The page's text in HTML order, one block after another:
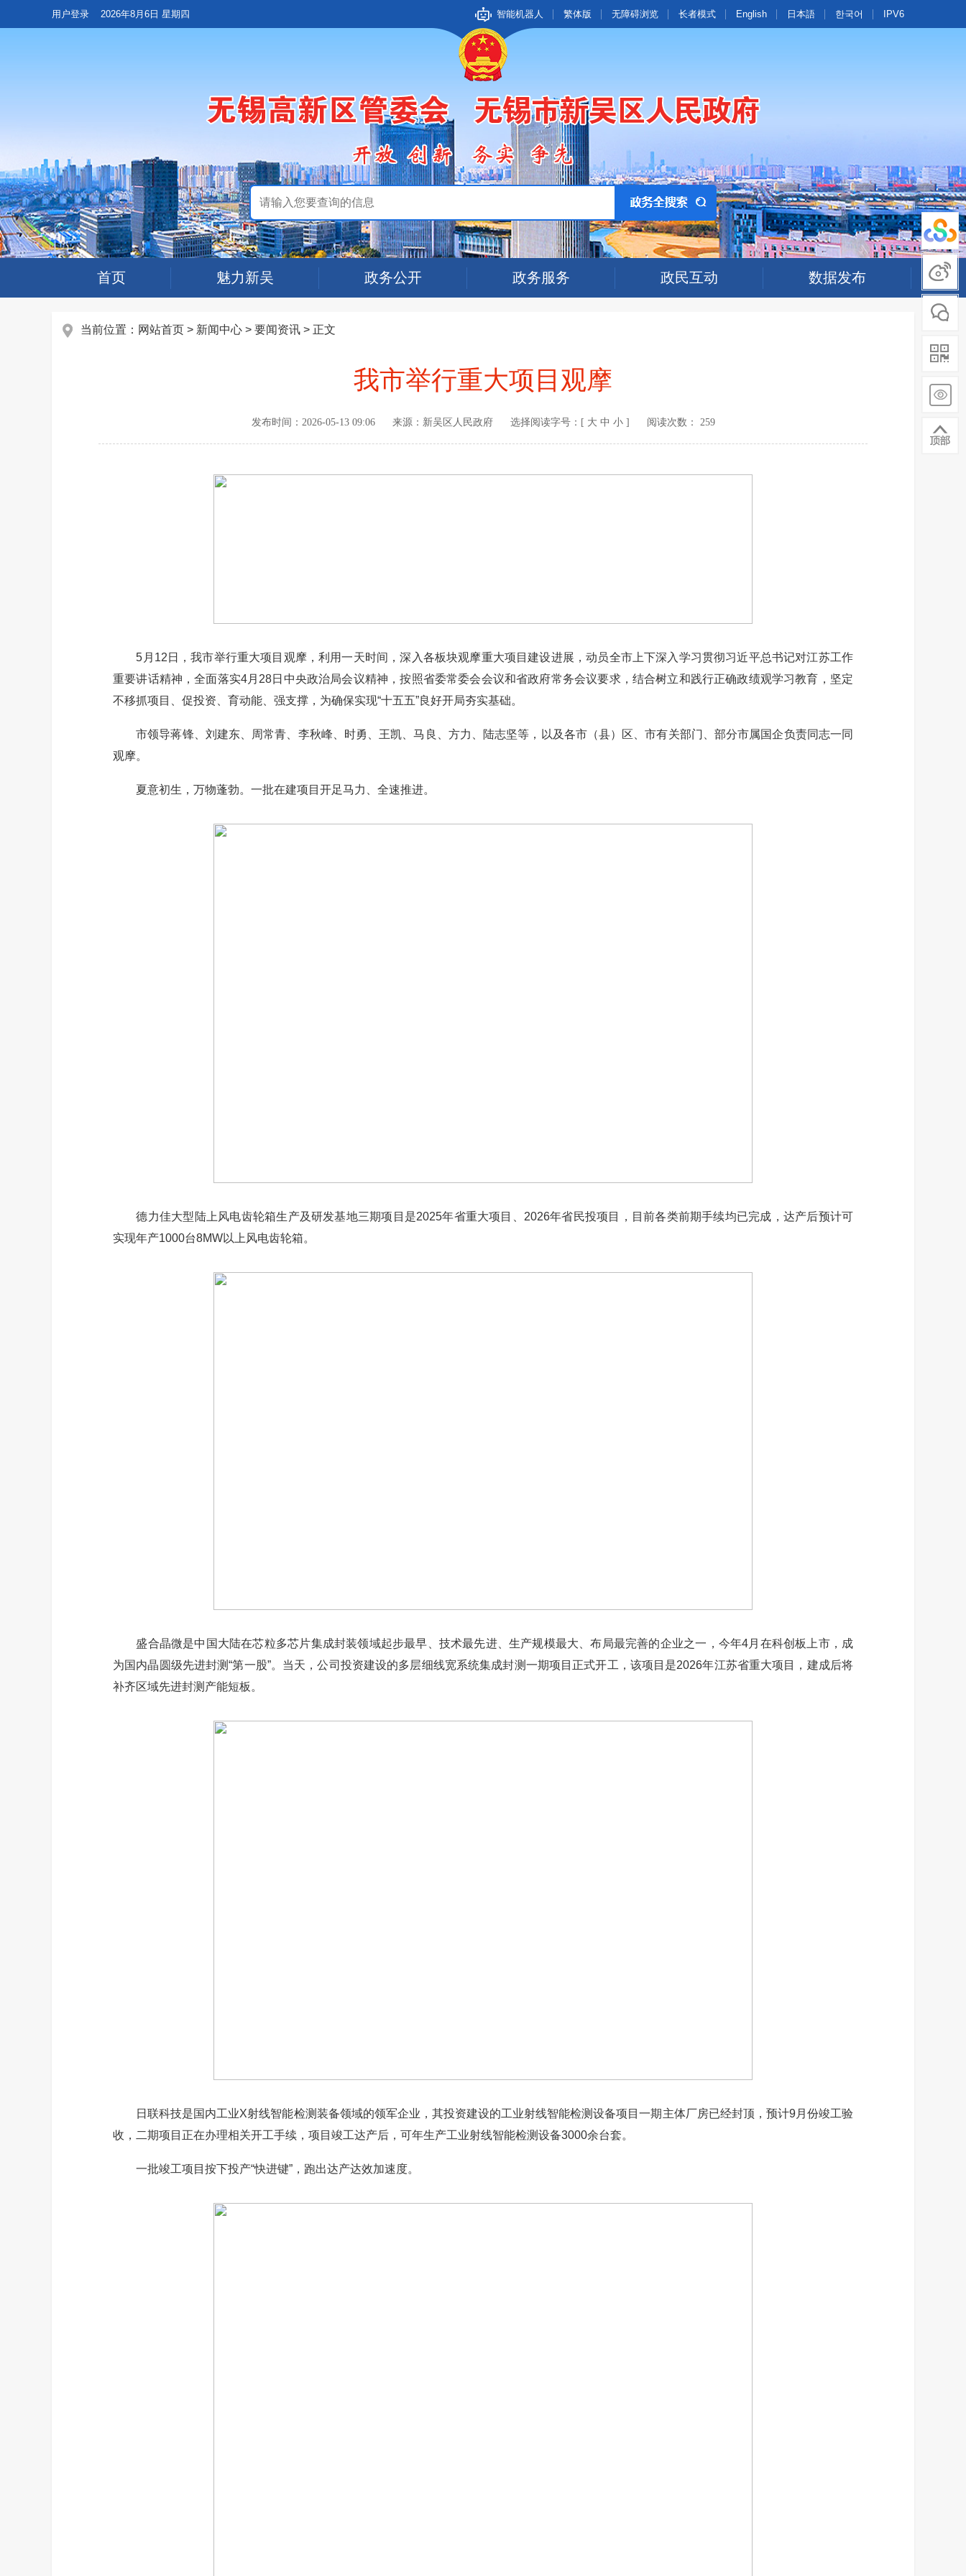
用户登录 2026年8月6日 星期四 智能机器人 繁体版 无障碍浏览 长者模式 English 日本語 한국어 IPV6
首页 魅力新吴 政务公开 政务服务 政民互动 数据发布
当前位置： 网站首页 > 新闻中心 > 要闻资讯 > 正文
我市举行重大项目观摩
发布时间： 2026-05-13 09:06 来源： 新吴区人民政府 选择阅读字号：[ 大 中 小] 阅读次数： 259
5月12日，我市举行重大项目观摩，利用一天时间，深入各板块观摩重大项目建设进展，动员全市上下深入学习贯彻习近平总书记对江苏工作
重要讲话精神，全面落实4月28日中央政治局会议精神，按照省委常委会会议和省政府常务会议要求，结合树立和践行正确政绩观学习教育，坚定
不移抓项目、促投资、育动能、强支撑，为确保实现“十五五”良好开局夯实基础。
市领导蒋锋、刘建东、周常青、李秋峰、时勇、王凯、马良、方力、陆志坚等，以及各市（县）区、市有关部门、部分市属国企负责同志一同
观摩。
夏意初生，万物蓬勃。一批在建项目开足马力、全速推进。
德力佳大型陆上风电齿轮箱生产及研发基地三期项目是2025年省重大项目、2026年省民投项目，目前各类前期手续均已完成，达产后预计可
实现年产1000台8MW以上风电齿轮箱。
盛合晶微是中国大陆在芯粒多芯片集成封装领域起步最早、技术最先进、生产规模最大、布局最完善的企业之一，今年4月在科创板上市，成
为国内晶圆级先进封测“第一股”。当天，公司投资建设的多层细线宽系统集成封测一期项目正式开工，该项目是2026年江苏省重大项目，建成后将
补齐区域先进封测产能短板。
日联科技是国内工业X射线智能检测装备领域的领军企业，其投资建设的工业射线智能检测设备项目一期主体厂房已经封顶，预计9月份竣工验
收，二期项目正在办理相关开工手续，项目竣工达产后，可年生产工业射线智能检测设备3000余台套。
一批竣工项目按下投产“快进键”，跑出达产达效加速度。